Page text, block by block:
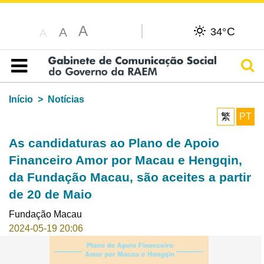
A A A 34°C
Índice
Início
Notícias
繁
PT
As candidaturas ao Plano de Apoio
Financeiro Amor por Macau e Hengqin,
da Fundação Macau, são aceites a partir
de 20 de Maio
Fundação Macau
2024-05-19 20:06